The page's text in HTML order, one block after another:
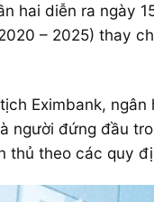
hai diễn ra ngày
– 2025) thay
Eximbank,
người đứng đầu
thủ theo các quy